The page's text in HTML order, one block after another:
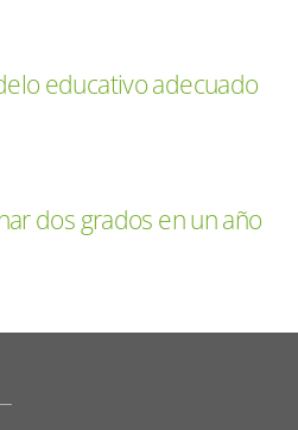
educativo adecuado
dos grados en un año